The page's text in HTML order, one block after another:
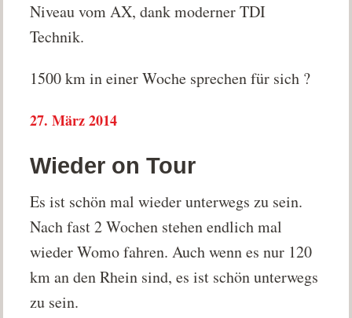
Niveau vom AX, dank moderner TDI
Technik.
1500 km in einer Woche sprechen für sich ?
27. März 2014
Wieder on Tour
Es ist schön mal wieder unterwegs zu sein.
Nach fast 2 Wochen stehen endlich mal
wieder Womo fahren. Auch wenn es nur 120
km an den Rhein sind, es ist schön unterwegs
zu sein.